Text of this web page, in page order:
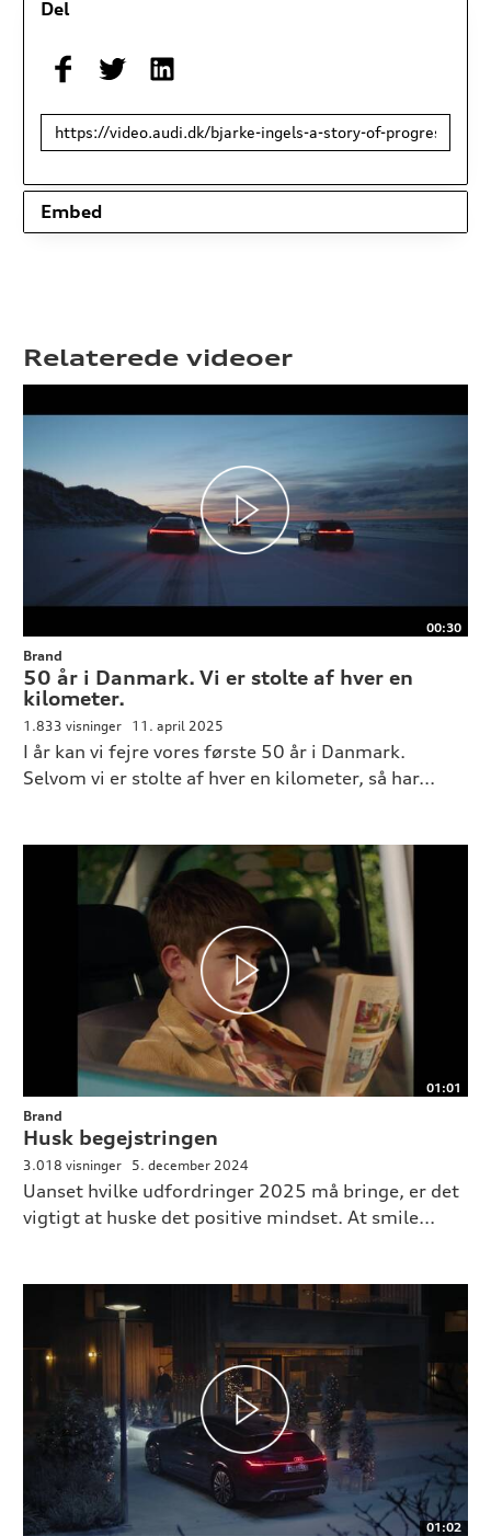
Del
Link
deling
Embed
Relaterede videoer
00:30
Brand
50 år i Danmark. Vi er stolte af hver en
kilometer.
1.833 visninger 11. april 2025
I år kan vi fejre vores første 50 år i Danmark.
Selvom vi er stolte af hver en kilometer, så har...
01:01
Brand
Husk begejstringen
3.018 visninger 5. december 2024
Uanset hvilke udfordringer 2025 må bringe, er det
vigtigt at huske det positive mindset. At smile...
01:02